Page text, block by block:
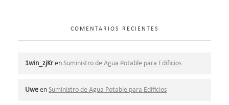
COMENTARIOS RECIENTES
1win_zjKren Suministro de Agua Potable para Edificios
Uwe en Suministro de Agua Potable para Edificios